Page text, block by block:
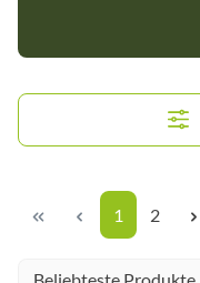
Seite
1 Seite
2